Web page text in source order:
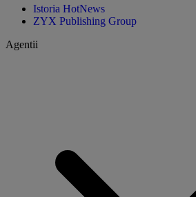
Istoria HotNews
ZYX Publishing Group
Agentii